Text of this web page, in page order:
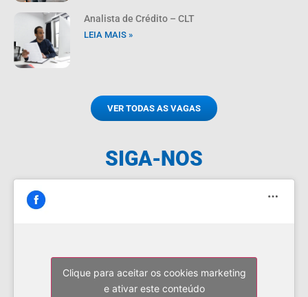
Analista de Crédito – CLT
LEIA MAIS »
VER TODAS AS VAGAS
SIGA-NOS
Clique para aceitar os cookies marketing
e ativar este conteúdo